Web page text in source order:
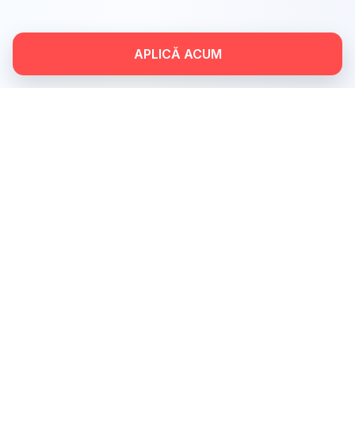
APLICĂ ACUM